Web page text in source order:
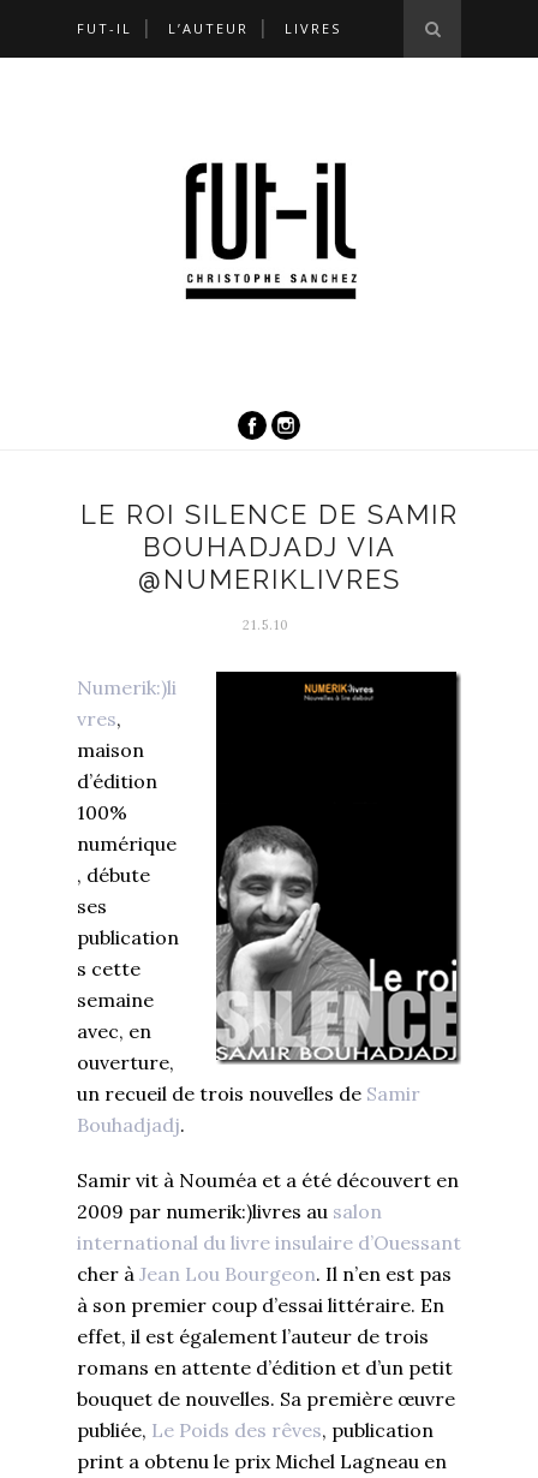
FUT-IL L’AUTEUR LIVRES
LE ROI SILENCE DE SAMIR
BOUHADJADJ VIA
@NUMERIKLIVRES
21.5.10
Numerik:)li
vres,
maison
d’édition
100%
numérique
, débute
ses
publication
s cette
semaine
avec, en
ouverture,
un recueil de trois nouvelles de Samir
Bouhadjadj.
Samir vit à Nouméa et a été découvert en
2009 par numerik:)livres au salon
international du livre insulaire d’Ouessant
cher à Jean Lou Bourgeon. Il n’en est pas
à son premier coup d’essai littéraire. En
effet, il est également l’auteur de trois
romans en attente d’édition et d’un petit
bouquet de nouvelles. Sa première œuvre
publiée, Le Poids des rêves, publication
print a obtenu le prix Michel Lagneau en